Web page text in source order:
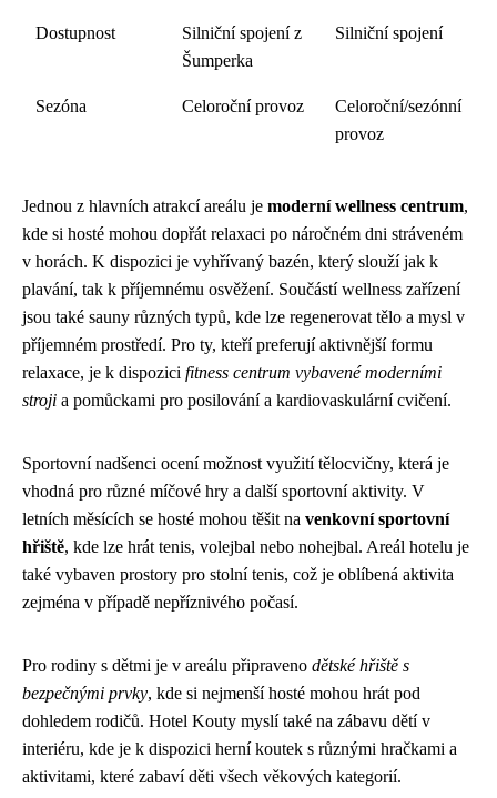
Dostupnost
Silniční spojení z
Šumperka
Silniční spojení
Sezóna Celoroční provoz
Celoroční/sezónní
provoz
Jednou z hlavních atrakcí areálu je moderní wellness centrum,
kde si hosté mohou dopřát relaxaci po náročném dni stráveném
v horách. K dispozici je vyhřívaný bazén, který slouží jak k
plavání, tak k příjemnému osvěžení. Součástí wellness zařízení
jsou také sauny různých typů, kde lze regenerovat tělo a mysl v
příjemném prostředí. Pro ty, kteří preferují aktivnější formu
relaxace, je k dispozici fitness centrum vybavené moderními
stroji a pomůckami pro posilování a kardiovaskulární cvičení.
Sportovní nadšenci ocení možnost využití tělocvičny, která je
vhodná pro různé míčové hry a další sportovní aktivity. V
letních měsících se hosté mohou těšit na venkovní sportovní
hřiště, kde lze hrát tenis, volejbal nebo nohejbal. Areál hotelu je
také vybaven prostory pro stolní tenis, což je oblíbená aktivita
zejména v případě nepříznivého počasí.
Pro rodiny s dětmi je v areálu připraveno dětské hřiště s
bezpečnými prvky, kde si nejmenší hosté mohou hrát pod
dohledem rodičů. Hotel Kouty myslí také na zábavu dětí v
interiéru, kde je k dispozici herní koutek s různými hračkami a
aktivitami, které zabaví děti všech věkových kategorií.